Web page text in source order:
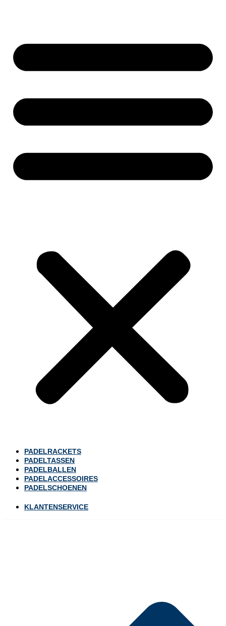
PADELRACKETS
PADELTASSEN
PADELBALLEN
PADELACCESSOIRES
PADELSCHOENEN
KLANTENSERVICE